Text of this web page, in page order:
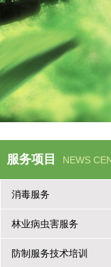
服务项目 NEWS
消毒服务
林业病虫害服务
防制服务技术培训